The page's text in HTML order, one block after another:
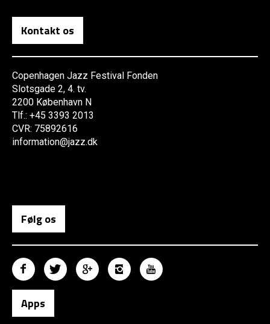
Kontakt os
Copenhagen Jazz Festival Fonden
Slotsgade 2, 4. tv.
2200 København N
Tlf.: +45 3393 2013
CVR: 75892616
information@jazz.dk
Følg os
Apps